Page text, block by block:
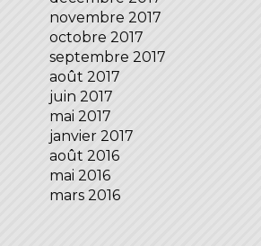
novembre 2017
octobre 2017
septembre 2017
août 2017
juin 2017
mai 2017
janvier 2017
août 2016
mai 2016
mars 2016